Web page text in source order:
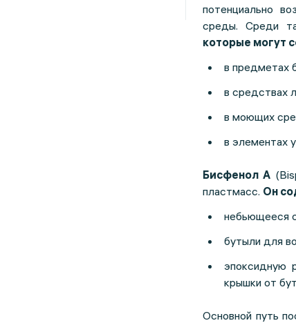
потенциально
среды. Среди
которые могут
в предметах
в средствах
в моющих
в элементах
Бисфенол А
пластмасс. Он
небьющееся
бутыли для
эпоксидную
крышки от
Основной путь